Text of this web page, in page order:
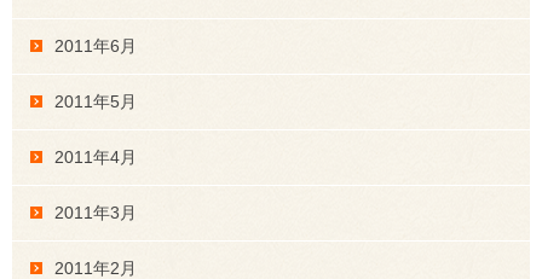
2011年6月
2011年5月
2011年4月
2011年3月
2011年2月